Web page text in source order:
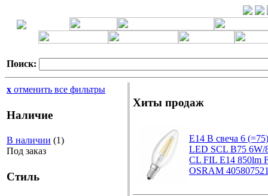
Поиск:
x отменить все фильтры
Наличие
В наличии (1)
Под заказ
Стиль
Хиты продаж
E14 B свеча 6
LED SCL B75 6W/
CL FIL E14 850lm
OSRAM